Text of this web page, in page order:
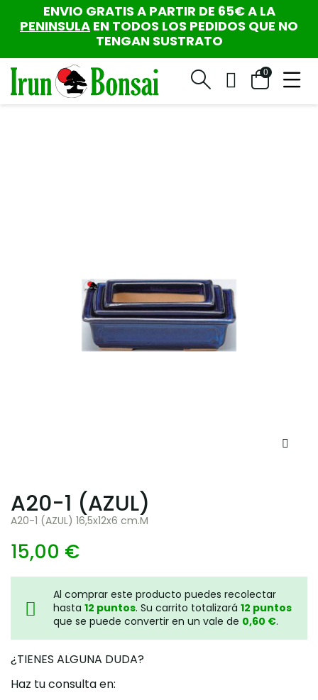
ENVIO GRATIS A PARTIR DE 65€ A LA
PENINSULA EN TODOS LOS PEDIDOS QUE NO
TENGAN SUSTRATO
0
A20-1 (AZUL)
A20-1 (AZUL) 16,5x12x6 cm.M
15,00 €
Al comprar este producto puedes recolectar
hasta 12 puntos. Su carrito totalizará 12 puntos
que se puede convertir en un vale de 0,60 €.
¿TIENES ALGUNA DUDA?
Haz tu consulta en: